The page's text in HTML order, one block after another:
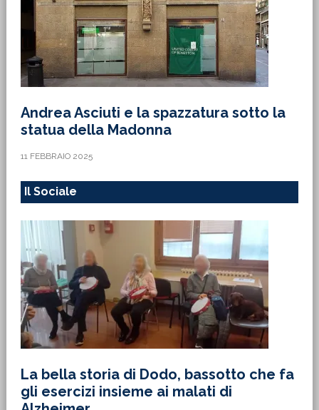
Andrea Asciuti e la spazzatura sotto la
statua della Madonna
11 FEBBRAIO 2025
Il Sociale
La bella storia di Dodo, bassotto che fa
gli esercizi insieme ai malati di